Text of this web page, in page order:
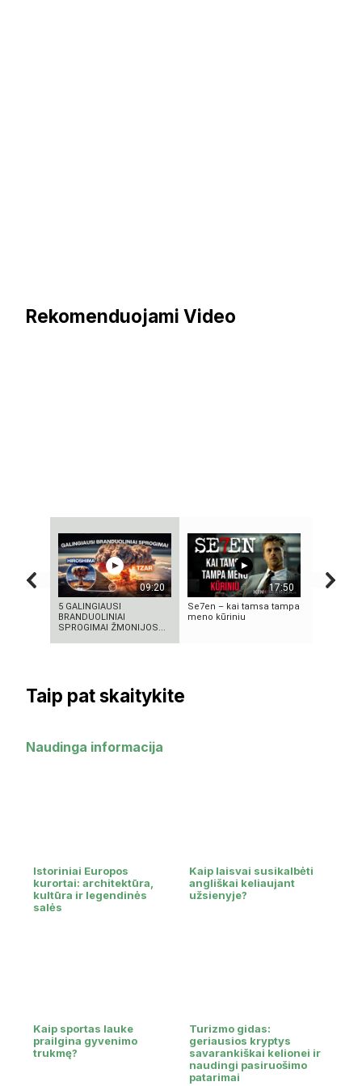
Rekomenduojami Video
09:20
5 GALINGIAUSI
BRANDUOLINIAI
SPROGIMAI ŽMONIJOS...
17:50
Se7en – kai tamsa tampa
meno kūriniu
Taip pat skaitykite
Naudinga informacija
Istoriniai Europos
kurortai: architektūra,
kultūra ir legendinės
salės
Kaip laisvai susikalbėti
angliškai keliaujant
užsienyje?
Kaip sportas lauke
prailgina gyvenimo
trukmę?
Turizmo gidas:
geriausios kryptys
savarankiškai kelionei ir
naudingi pasiruošimo
patarimai